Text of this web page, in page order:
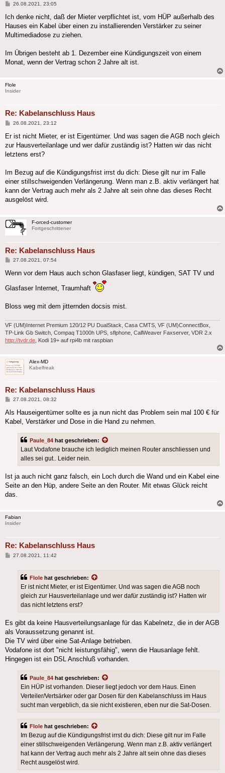
Beitrag
26.08.2021, 23:05
Ich denke nicht, daß der Mieter verpflichtet ist, vom HÜP außerhalb des
Hauses ein Kabel über einen zu installierenden Verstärker zu seiner
Multimediadose zu ziehen.
Im Übrigen besteht ab 1. Dezember eine Kündigungszeit von einem
Monat, wenn der Vertrag schon 2 Jahre alt ist.
Flole
Insider
Re: Kabelanschluss Haus
Beitrag
26.08.2021, 23:12
Er ist nicht Mieter, er ist Eigentümer. Und was sagen die AGB noch gleich
zur Hausverteilanlage und wer dafür zuständig ist? Hatten wir das nicht
letztens erst?
Im Bezug auf die Kündigungsfrist irrst du dich: Diese gilt nur im Falle
einer stillschweigenden Verlängerung. Wenn man z.B. aktiv verlängert hat
kann der Vertrag auch mehr als 2 Jahre alt sein ohne das dieses Recht
ausgelöst wird.
F-orced-customer
Fortgeschrittener
Re: Kabelanschluss Haus
Beitrag
27.08.2021, 07:54
Wenn vor dem Haus auch schon Glasfaser liegt, kündigen, SAT TV und
Glasfaser Internet, Traumhaft
Bloss weg mit dem jitternden docsis mist.
VF (UM)Internet Premium 120/12 PU DualStack, Casa CMTS, VF (UM)ConnectBox,
TP-Link Gb Switch, Compaq T1000h UPS, sflphone, CallWeaver Faxserver, VDR 2.x
http://tvdr.de , Kodi 19+ auf rpi4b mit raspbian
Alex-MD
Kabelfreak
Re: Kabelanschluss Haus
Beitrag
27.08.2021, 08:32
Als Hauseigentümer sollte es ja nun nicht das Problem sein mal 100 € für
Kabel, Verstärker und Dose in die Hand zu nehmen.
Paule_84 hat geschrieben:
Laut Vodafone brauche ich lediglich meinen Router anschliessen und
alles sei gut.. Leider nein.
Ist ja auch nicht ganz falsch, ein Loch durch die Wand und ein Kabel eine
Seite an den Hüp, andere Seite an den Router. Mit etwas Glück reicht
das.
Fabian
Insider
Re: Kabelanschluss Haus
Beitrag
27.08.2021, 11:42
Flole hat geschrieben:
Er ist nicht Mieter, er ist Eigentümer. Und was sagen die AGB noch
gleich zur Hausverteilanlage und wer dafür zuständig ist? Hatten wir
das nicht letztens erst?
Es gibt da keine Hausverteilungsanlage für das Kabelnetz, die in der AGB
als Voraussetzung genannt ist.
Die TV wird über eine Sat-Anlage betrieben.
Vodafone ist dort "nicht leistungsfähig", wenn die Hausanlage fehlt.
Hingegen ist ein DSL Anschluß vorhanden.
Paule_84 hat geschrieben:
Ein HÜP ist vorhanden. Dieser liegt jedoch vor dem Haus. Einen
Verteiler/Vertsärker oder gar Dosen für den Kabelanschluss im Haus
sucht man vergeblich, da sie nicht existieren, eben nur die Sat-Dosen.
Flole hat geschrieben:
Im Bezug auf die Kündigungsfrist irrst du dich: Diese gilt nur im Falle
einer stillschweigenden Verlängerung. Wenn man z.B. aktiv verlängert
hat kann der Vertrag auch mehr als 2 Jahre alt sein ohne das dieses
Recht ausgelöst wird.